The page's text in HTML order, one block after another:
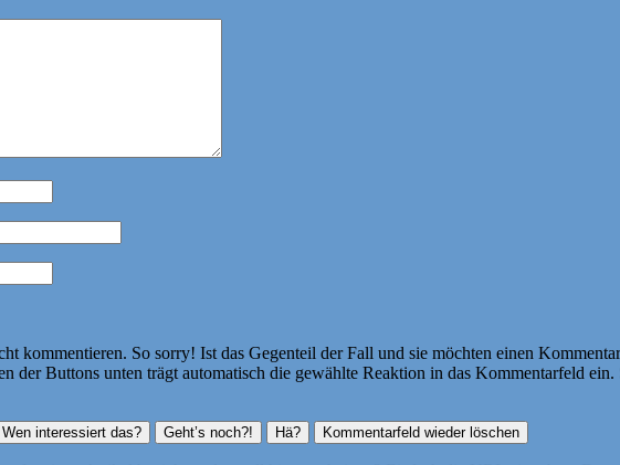
kommentieren. So sorry! Ist das Gegenteil der Fall und sie möchten einen
Buttons unten trägt automatisch die gewählte Reaktion in das Kommentarfeld